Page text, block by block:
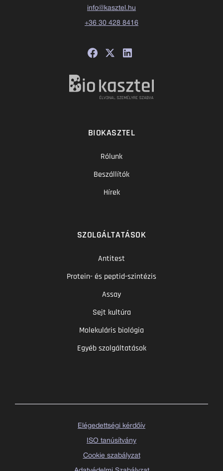
info@kasztel.hu
+36 30 428 8416
BIOKASZTEL
Rólunk
Beszállítók
Hírek
SZOLGÁLTATÁSOK
Antitest
Protein- és peptid-szintézis
Assay
Sejt kultúra
Molekuláris biológia
Egyéb szolgáltatások
Elégedettségi kérdőív
ISO tanúsítvány
Cookie szabályzat